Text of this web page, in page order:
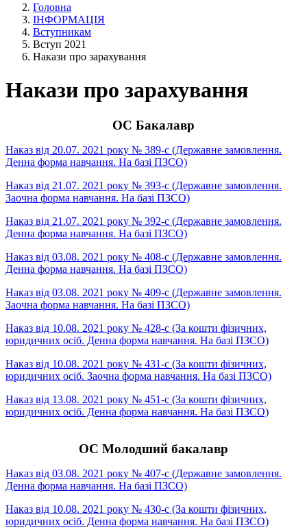
Головна
ІНФОРМАЦІЯ
Вступникам
Вступ 2021
Накази про зарахування
Накази про зарахування
ОC Бакалавр
Наказ від 20.07. 2021 року № 389-с (Державне замовлення.
Денна форма навчання. На базі ПЗСО)
Наказ від 21.07. 2021 року № 393-с (Державне замовлення.
Заочна форма навчання. На базі ПЗСО)
Наказ від 21.07. 2021 року № 392-с (Державне замовлення.
Денна форма навчання. На базі ПЗСО)
Наказ від 03.08. 2021 року № 408-с (Державне замовлення.
Денна форма навчання. На базі ПЗСО)
Наказ від 03.08. 2021 року № 409-с (Державне замовлення.
Заочна форма навчання. На базі ПЗСО)
Наказ від 10.08. 2021 року № 428-с (За кошти фізичних,
юридичних осіб. Денна форма навчання. На базі ПЗСО)
Наказ від 10.08. 2021 року № 431-с (За кошти фізичних,
юридичних осіб. Заочна форма навчання. На базі ПЗСО)
Наказ від 13.08. 2021 року № 451-с (За кошти фізичних,
юридичних осіб. Денна форма навчання. На базі ПЗСО)
ОС Молодший бакалавр
Наказ від 03.08. 2021 року № 407-с (Державне замовлення.
Денна форма навчання. На базі ПЗСО)
Наказ від 10.08. 2021 року № 430-с (За кошти фізичних,
юридичних осіб. Денна форма навчання. На базі ПЗСО)